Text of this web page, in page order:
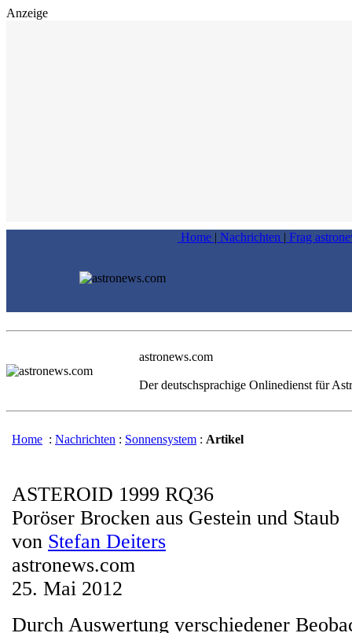
Anzeige
Home | Nachrichten | Frag
astronews.com
Der deutschsprachige Onlinedienst für
Home : Nachrichten : Sonnensystem : Artikel
ASTEROID 1999 RQ36
Poröser Brocken aus Gestein und Staub
von Stefan Deiters
astronews.com
25. Mai 2012
Durch Auswertung verschiedener